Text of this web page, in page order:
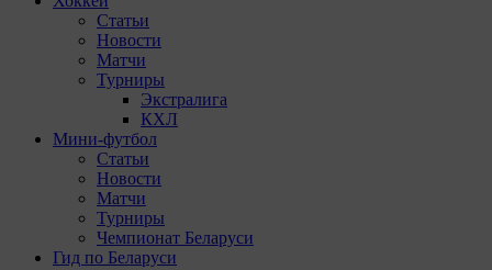
Статьи
Новости
Матчи
Турниры
Экстралига
КХЛ
Мини-футбол
Статьи
Новости
Матчи
Турниры
Чемпионат Беларуси
Гид по Беларуси